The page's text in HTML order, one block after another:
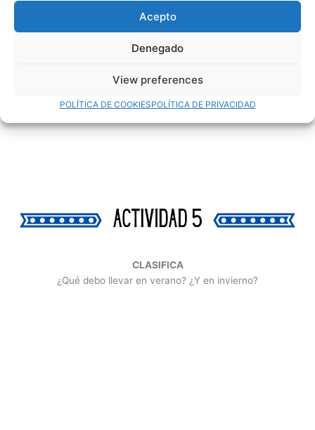
Acepto
Denegado
View preferences
POLÍTICA DE COOKIESPOLÍTICA DE PRIVACIDAD
CLASIFICA
¿Qué debo llevar en verano? ¿Y en invierno?